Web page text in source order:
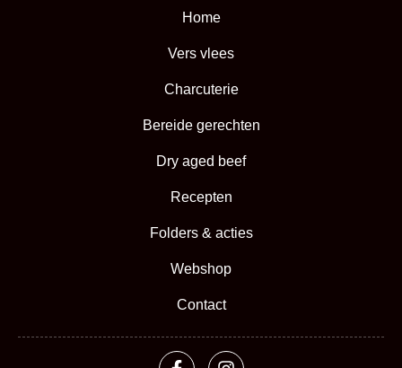
Home
Vers vlees
Charcuterie
Bereide gerechten
Dry aged beef
Recepten
Folders & acties
Webshop
Contact